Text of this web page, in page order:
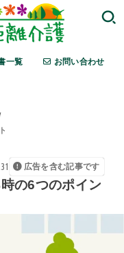
一覧 お問い合わせ
広告を含む記事です
の6つのポイン